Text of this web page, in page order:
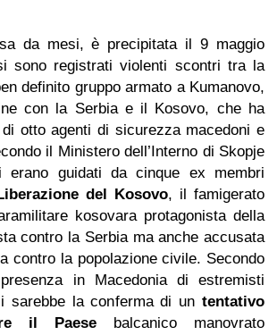
da mesi, è precipitata il 9 maggio
sono registrati violenti scontri tra la
definito gruppo armato a Kumanovo,
con la Serbia e il Kosovo, che ha
otto agenti di sicurezza macedoni e
il Ministero dell’Interno di Skopje
erano guidati da cinque ex membri
del Kosovo, il famigerato
kosovara protagonista della
contro la Serbia ma anche accusata
contro la popolazione civile. Secondo
in Macedonia di estremisti
sarebbe la conferma di un tentativo
il Paese balcanico manovrato